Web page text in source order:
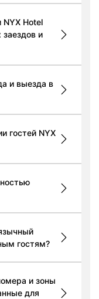
NYX Hotel
заездов и
и выезда в
гостей NYX
гостям?
и зоны
для